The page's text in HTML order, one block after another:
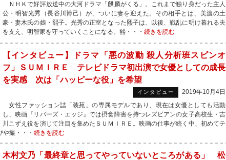
ＮＨＫで好評放送中の大河ドラマ「麒麟がくる」。これまで独り身だった主人
公・明智光秀（長谷川博己）が、ついに妻を迎えた。その相手とは、美濃の土
豪・妻木氏の娘・熙子。光秀の正室となった熙子は、以後、戦乱に明け暮れる夫
を支え、明智家を守っていくことになる。熙・・・ 続きを読む
【インタビュー】ドラマ「悪の波動 殺人分析班スピンオ
フ」ＳＵＭＩＲＥ テレビドラマ初出演で女優としての成長
を実感 次は「ハッピーな役」を希望
インタビュー
2019年10月4日
女性ファッション誌「装苑」の専属モデルであり、現在は女優としても活動
し、映画『リバーズ・エッジ』では摂食障害を持つレズビアンの女子高校生・吉
川こずえ役を演じて注目を集めたＳＵＭＩＲＥ。映画の仕事が続く中、初めてテ
撮・・・ 続きを読む
木村文乃「最終章と思ってやっていないところがある」 松